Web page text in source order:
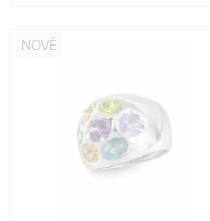
NOVÉ